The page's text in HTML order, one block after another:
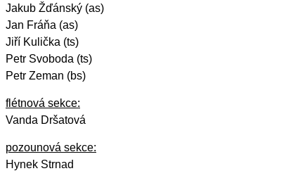
Jakub Žďánský (as)
Jan Fráňa (as)
Jiří Kulička (ts)
Petr Svoboda (ts)
Petr Zeman (bs)
flétnová sekce:
Vanda Dršatová
pozounová sekce:
Hynek Strnad